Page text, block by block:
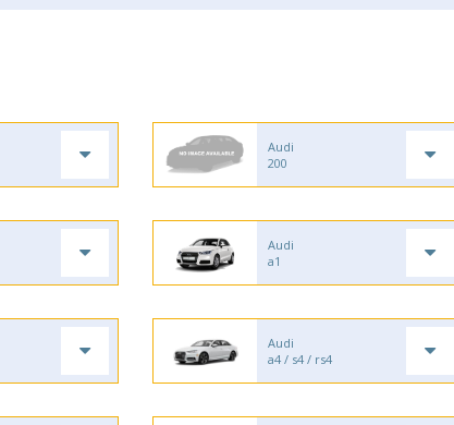
Audi
200
Audi
a1
Audi
a4 / s4 / rs4